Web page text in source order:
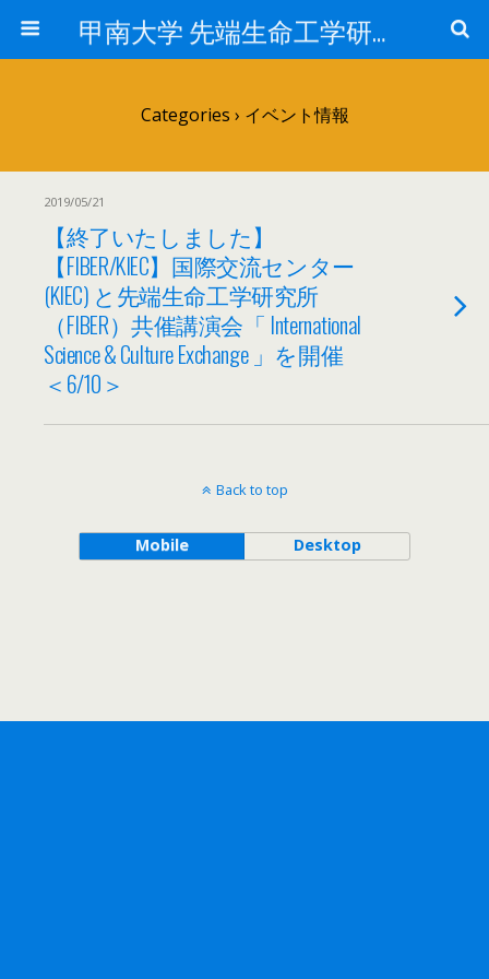
甲南大学 先端生命工学研究所
Categories › イベント情報
2019/05/21
【終了いたしました】
【FIBER/KIEC】国際交流センター
(KIEC) と先端生命工学研究所
（FIBER）共催講演会「 International
Science & Culture Exchange 」を開催
＜6/10＞
Back to top
Mobile Desktop